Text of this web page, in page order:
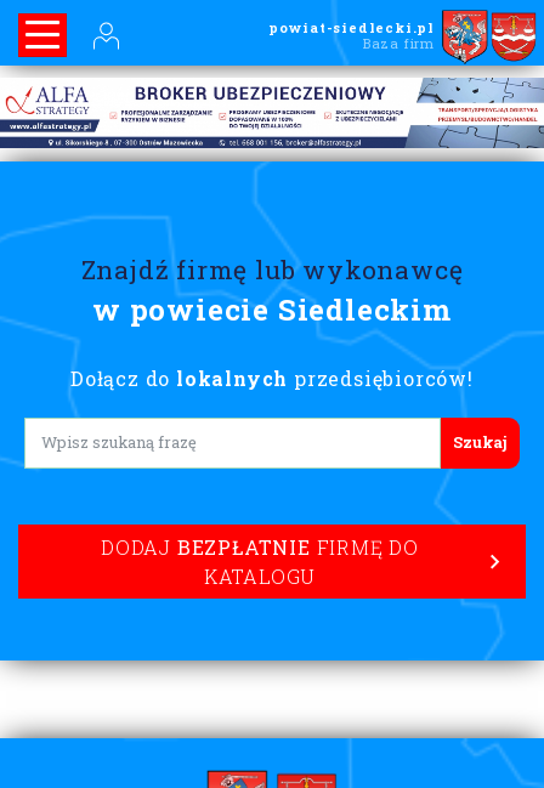
powiat-siedlecki.pl
Baza firm
Znajdź firmę lub wykonawcę
w powiecie Siedleckim
Dołącz do lokalnych przedsiębiorców!
Lorem ipsum
DODAJ BEZPŁATNIE FIRMĘ DO
KATALOGU